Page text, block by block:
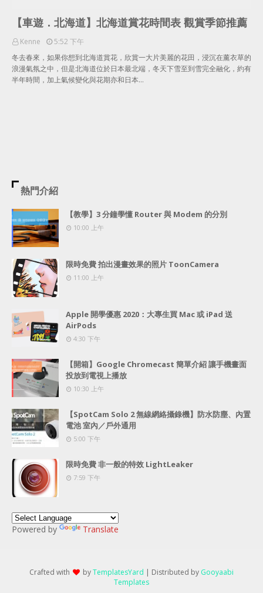
【車遊．北海道】北海道賞花時間表 觀賞季節推薦
Kenne
5:52 下午
冬去春來，如果你想到北海道賞花，欣賞一大片美麗的花田，浸沉在薰衣草的
浪漫氣氛之中，但是北海道位於日本最北端，冬天下雪至到雪完全融化，約有
半年時間，加上氣候變化與花期亦和日本…
熱門介紹
【教學】3 分鐘學懂 Router 與 Modem 的分別
10:00 上午
限時免費 拍出漫畫效果的照片 ToonCamera
11:00 上午
Apple 開學優惠 2020：大專生買 Mac 或 iPad 送
AirPods
4:30 下午
【開箱】Google Chromecast 簡單介紹 讓手機畫面
投放到電視上播放
10:30 上午
【SpotCam Solo 2 無線網絡攝錄機】防水防塵、內置
電池 室內／戶外通用
5:00 下午
限時免費 非一般的特效 LightLeaker
7:59 下午
Powered by Translate
Crafted with byTemplatesYard | Distributed by Gooyaabi
Templates